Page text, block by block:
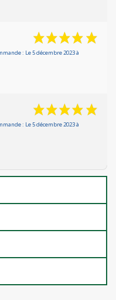
: Le 5 décembre 2023 à
: Le 5 décembre 2023 à